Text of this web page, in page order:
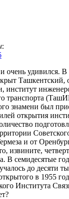
:
очень удивился.
Ташкентский,
институт
транспорта
знамени был
открытия
и от
извините,
В семидесятые
до десяти
в 1955
Института